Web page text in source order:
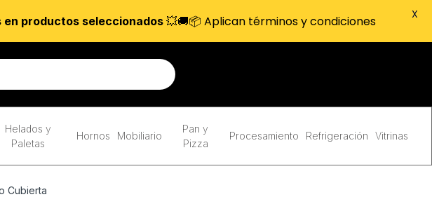
Helados y
Paletas
Hornos Mobiliario
Pan y
Pizza
Procesamiento Refrigeración Vitrinas
Cubierta
en productos seleccionados💥🚚📦 Aplican términos y condiciones X